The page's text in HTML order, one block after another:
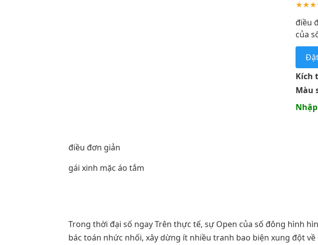
điều
của
Kích
Màu
điều đơn giản
gái xinh mặc áo tắm
Trong thời đại số ngay Trên thực tế, sự Open của số đông hình
bác toán nhức nhối, xây dừng ít nhiều tranh bao biện xung đột